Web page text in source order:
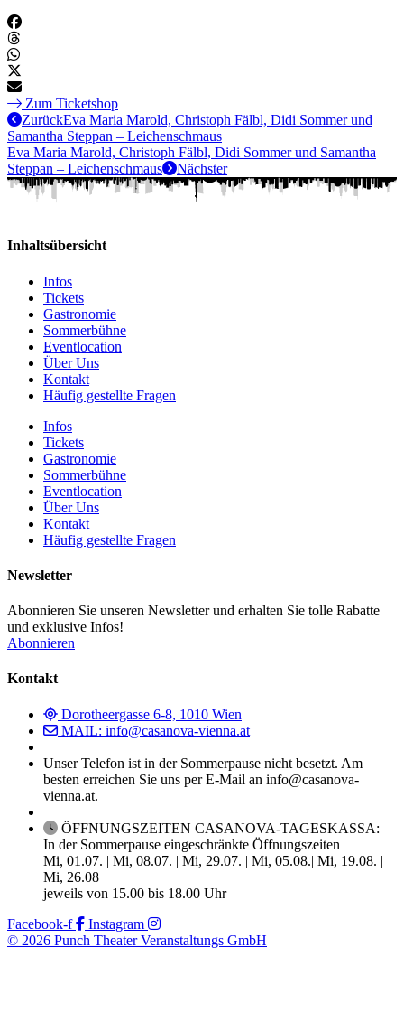
Zum Ticketshop
ZurückEva Maria Marold, Christoph Fälbl, Didi Sommer und
Samantha Steppan – Leichenschmaus
Eva Maria Marold, Christoph Fälbl, Didi Sommer und Samantha
Steppan – Leichenschmaus
Nächster
Inhaltsübersicht
Infos
Tickets
Gastronomie
Sommerbühne
Eventlocation
Über Uns
Kontakt
Häufig gestellte Fragen
Infos
Tickets
Gastronomie
Sommerbühne
Eventlocation
Über Uns
Kontakt
Häufig gestellte Fragen
Newsletter
Abonnieren Sie unseren Newsletter und erhalten Sie tolle Rabatte
und exklusive Infos!
Abonnieren
Kontakt
Dorotheergasse 6-8, 1010 Wien
MAIL: info@casanova-vienna.at
Unser Telefon ist in der Sommerpause nicht besetzt. Am
besten erreichen Sie uns per E-Mail an info@casanova-
vienna.at.
ÖFFNUNGSZEITEN CASANOVA-TAGESKASSA:
In der Sommerpause eingeschränkte Öffnungszeiten
Mi, 01.07. | Mi, 08.07. | Mi, 29.07. | Mi, 05.08.| Mi, 19.08. |
Mi, 26.08
jeweils von 15.00 bis 18.00 Uhr
Facebook-f
Instagram
© 2026 Punch Theater Veranstaltungs GmbH